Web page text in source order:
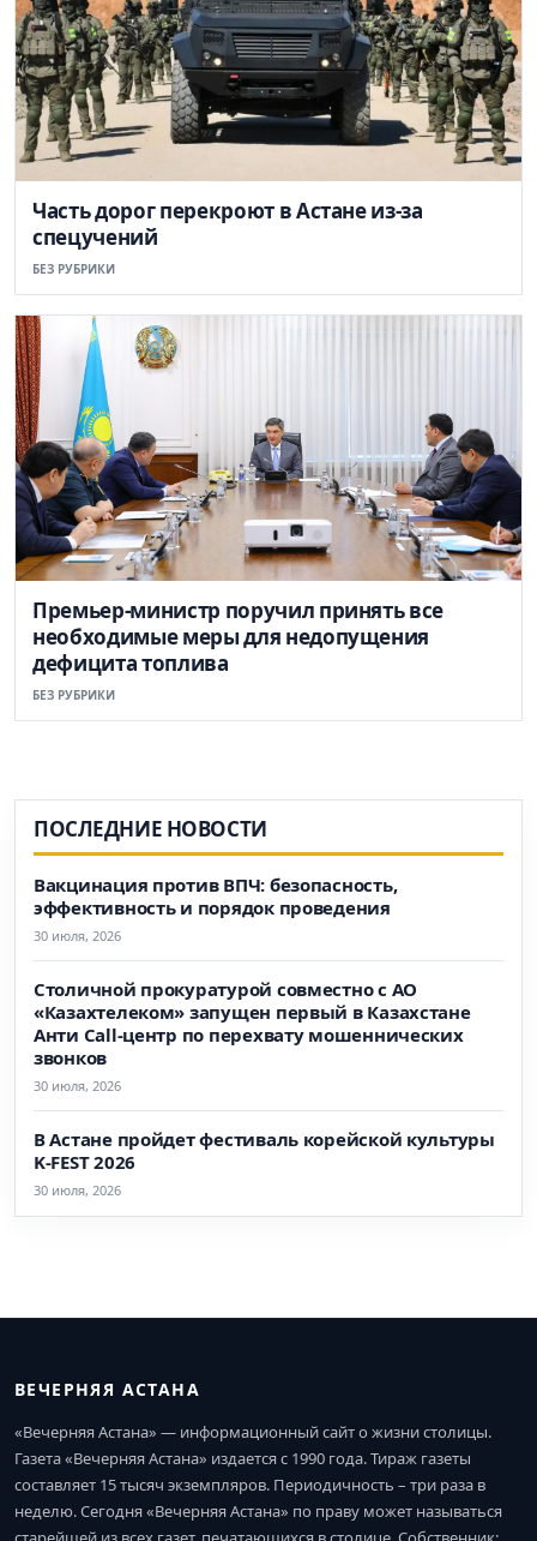
Часть дорог перекроют в Астане из-за
спецучений
БЕЗ РУБРИКИ
Премьер-министр поручил принять все
необходимые меры для недопущения
дефицита топлива
БЕЗ РУБРИКИ
ПОСЛЕДНИЕ НОВОСТИ
Вакцинация против ВПЧ: безопасность,
эффективность и порядок проведения
30 июля, 2026
Столичной прокуратурой совместно с АО
«Казахтелеком» запущен первый в Казахстане
Анти Call-центр по перехвату мошеннических
звонков
30 июля, 2026
В Астане пройдет фестиваль корейской культуры
K-FEST 2026
30 июля, 2026
ВЕЧЕРНЯЯ АСТАНА
«Вечерняя Астана» — информационный сайт о жизни столицы.
Газета «Вечерняя Астана» издается с 1990 года. Тираж газеты
составляет 15 тысяч экземпляров. Периодичность – три раза в
неделю. Сегодня «Вечерняя Астана» по праву может называться